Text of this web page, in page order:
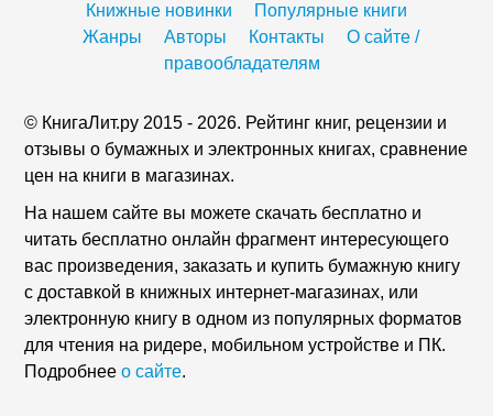
Книжные новинки
Популярные книги
Жанры
Авторы Контакты
О сайте /
правообладателям
© КнигаЛит.ру 2015 - 2026. Рейтинг книг, рецензии и
отзывы о бумажных и электронных книгах, сравнение
цен на книги в магазинах.
На нашем сайте вы можете скачать бесплатно и
читать бесплатно онлайн фрагмент интересующего
вас произведения, заказать и купить бумажную книгу
с доставкой в книжных интернет-магазинах, или
электронную книгу в одном из популярных форматов
для чтения на ридере, мобильном устройстве и ПК.
Подробнеео сайте.